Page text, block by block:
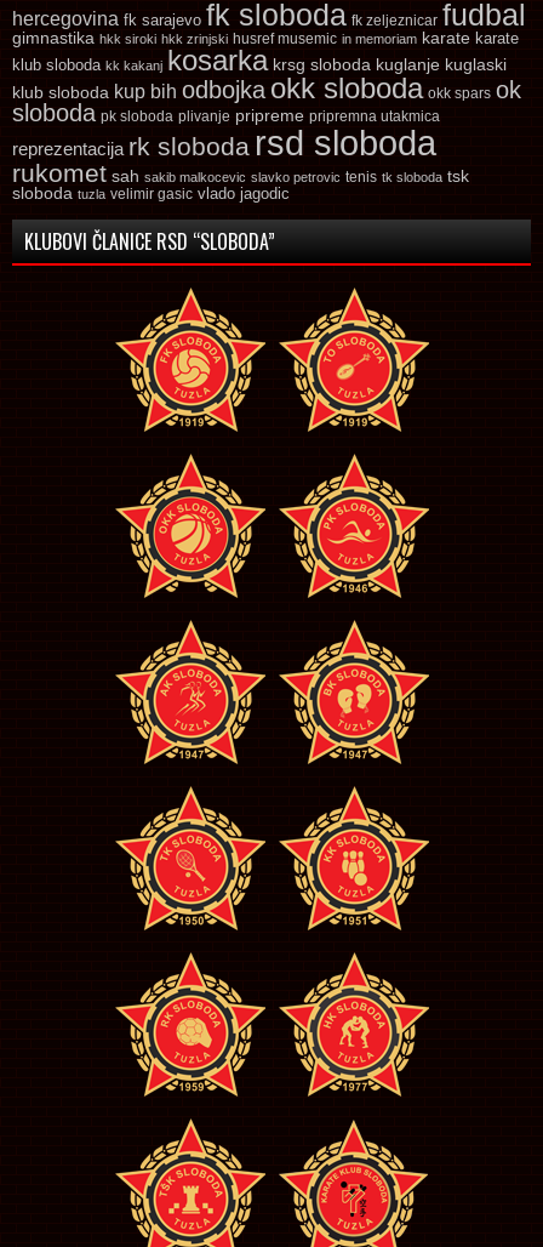
hercegovina fk sarajevo fk sloboda fk zeljeznicar fudbal
gimnastika hkk siroki hkk zrinjski husref musemic in memoriam karate karate
klub sloboda kk kakanj kosarka krsg sloboda kuglanje kuglaski
klub sloboda kup bih odbojka okk sloboda okk spars ok
sloboda pk sloboda plivanje pripreme pripremna utakmica
reprezentacija rk sloboda rsd sloboda
rukomet sah sakib malkocevic slavko petrovic tenis tk sloboda tsk
sloboda tuzla velimir gasic vlado jagodic
KLUBOVI ČLANICE RSD “SLOBODA”